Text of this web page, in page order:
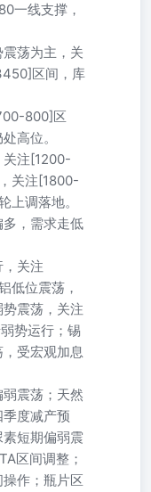
一线支撑，
荡为主，关
区间，库
800]区
高位。
关注[1200-
关注[1800-
上调落地。
，需求走低
关注
低位震荡，
震荡，关注
势运行；锡
受宏观加息
震荡；天然
度减产预
短期偏弱震
区间调整；
作；瓶片区